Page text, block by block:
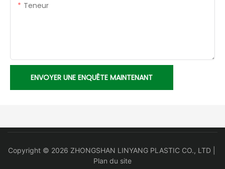
Teneur
ENVOYER UNE ENQUÊTE MAINTENANT
Copyright © 2026 ZHONGSHAN LINYANG PLASTIC CO., LTD |
Plan du site